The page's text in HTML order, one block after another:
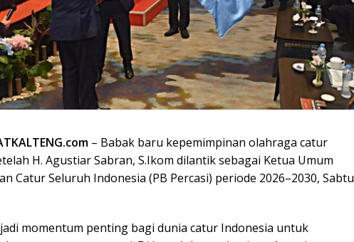
– Babak baru kepemimpinan olahraga catur
H. Agustiar Sabran, S.Ikom dilantik sebagai Ketua Umum
Catur Seluruh Indonesia (PB Percasi) periode 2026–2030, Sabtu
momentum penting bagi dunia catur Indonesia untuk